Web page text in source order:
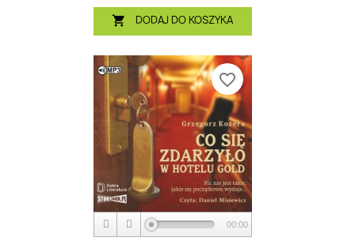
 DODAJ DO KOSZYKA
00:00
favorite_border